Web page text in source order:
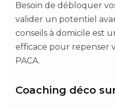
Besoin de débloquer
valider un potentiel
conseils à domicile est
efficace pour repenser
PACA.
Coaching déco